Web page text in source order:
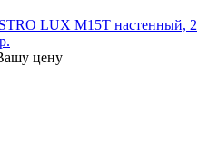
LUX M15Т настенный, 2
цену